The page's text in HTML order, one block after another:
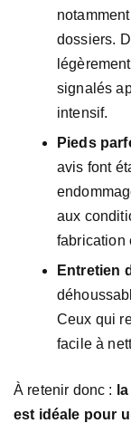
dossiers.
signalés
intensif.
Pieds
avis font
aux
fabrication
Entretien
Ceux qui
facile à
À retenir donc :
est idéale pour